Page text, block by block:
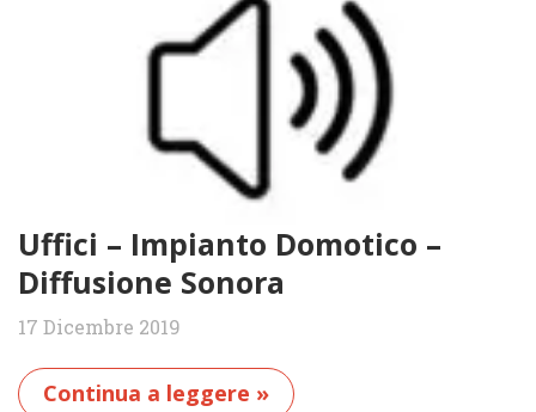
Uffici – Impianto Domotico –
Diffusione Sonora
17 Dicembre 2019
Continua a leggere »